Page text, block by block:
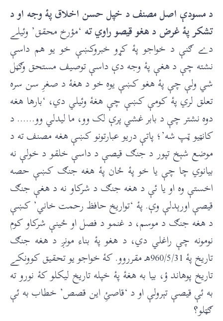
د مسودې اصل مصنف د خپل حسن اخلاق پۀ وجه او د
تشکر پۀ غرض د هغو قیصو راوي ته ‘مؤرخ محقق’ وئيلے
دے ګنې د خواجو پۀ کړو خبروکښې خو يو هم داسې
نشته چې د هغې پۀ وجه دې داسې توصيف مستحق وګڼل
شي ولې چې پۀ هغو کښې يوه خو د هغۀ د صغرِ سن سره
تعلق لري پۀ کومې کښې چې هغۀ وئيلي دي، ‘بارها هغه
دوه نشتر چې د بابر غشي پرې لک وو، ما ليدلي وو…… د
کانټيو ټپ شه’؛ پاتې دريو عبارتونو کښې هغه مصنف ته د
موضع شېخ تپور د جنګ قيصې د داسې خلقو د خولې نه
بيانوي چا چې يا خو پۀ ځان پۀ هغه جنګ کښې حصه
اخستې وه او يا ئې د هغه جنګ د شرکاو نه د هغې جنګ
قيصې اورېدلې وې. پۀ ‘تواريخ حافظ رحمت خاني’ کښې
د هغه جنګ د موسم، د غنمو د فصل او ځينې شرکاو کوم
نومونه چې راغلي دي، د هغو پۀ بناء مونږ د هغه جنګ
تاريخ پۀ 960/5/31هـ مقرروو. کۀ خواجو يو تحقيق کوونکے
تاريخ پوهاند ؤ، بيا به هغۀ پۀ خپله تاريخ ليکلو کۀ نورو ته
به ئې قيصې تېرولې او د ‘قاصئِ اين قصص’ خطاب به ئې
ګټلو؟